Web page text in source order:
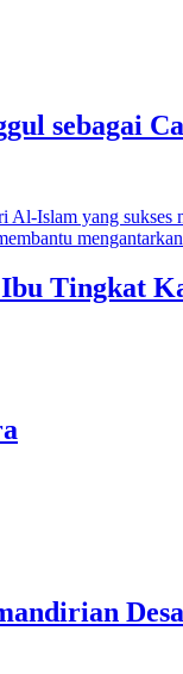
sebagai
Tingkat
Desa